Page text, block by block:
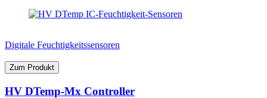
Digitale Feuchtigkeitssensoren
Zum Produkt
HV DTemp-Mx Controller